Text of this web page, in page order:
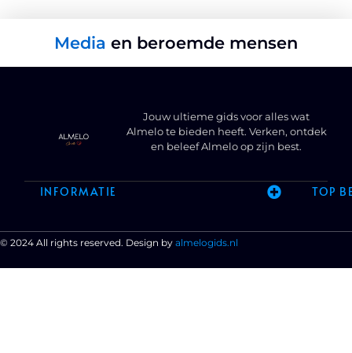
Media en beroemde mensen
Jouw ultieme gids voor alles wat
Almelo te bieden heeft. Verken, ontdek
en beleef Almelo op zijn best.
INFORMATIE TOP
© 2024 All rights reserved. Design by almelogids.nl